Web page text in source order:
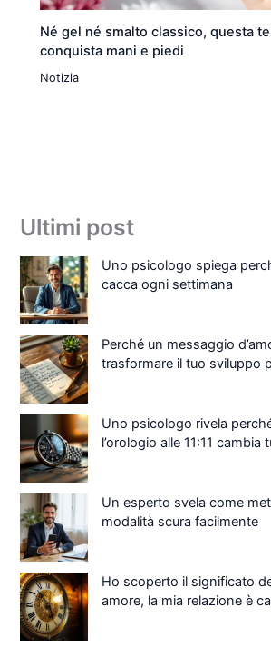
Né gel né smalto classico, questa
conquista mani e piedi
Notizia
Ultimi post
Uno psicologo spiega
cacca ogni settimana
Perché un messaggio
trasformare il tuo sviluppo
Uno psicologo rivela
l’orologio alle 11:11 cambia
Un esperto svela come
modalità scura facilmente
Ho scoperto il significato
amore, la mia relazione è